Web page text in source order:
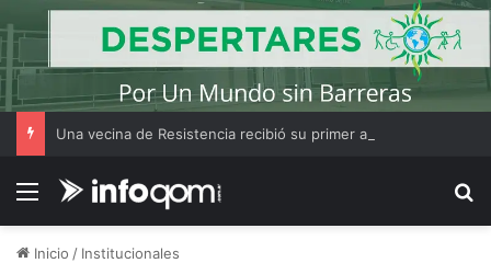
Menú
Inicio / Institucionales